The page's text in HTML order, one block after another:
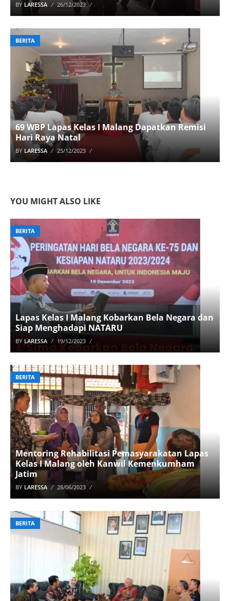
BY LARESSA 26/12/2023
BERITA
69 WBP Lapas Kelas I Malang Dapatkan Remisi
Hari Raya Natal
BY LARESSA 25/12/2023
YOU MIGHT ALSO LIKE
BERITA
Lapas Kelas I Malang Kobarkan Bela Negara dan
Siap Menghadapi NATARU
BY LARESSA 19/12/2023
BERITA
Mentoring Rehabilitasi Pemasyarakatan Lapas
Kelas I Malang oleh Kanwil Kemenkumham
Jatim
BY LARESSA 28/06/2023
BERITA